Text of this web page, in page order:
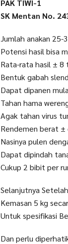
PAK TIWI-1
SK Mentan No.
Jumlah anakan 25-
Potensi hasil bisa
Rata-rata hasil ± 8
Bentuk gabah
Dapat dipanen
Tahan hama
Agak tahan virus
Rendemen berat ±
Nasinya pulen
Dapat dipindah
Cukup 2 bibit per
Selanjutnya
Kemasan 5 kg
Untuk spesifikasi
Dan perlu